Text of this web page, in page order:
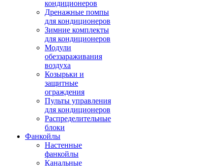
кондиционеров
Дренажные помпы
для кондиционеров
Зимние комплекты
для кондиционеров
Модули
обеззараживания
воздуха
Козырьки и
защитные
ограждения
Пульты управления
для кондиционеров
Распределительные
блоки
Фанкойлы
Настенные
фанкойлы
Канальные